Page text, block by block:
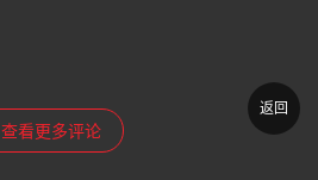
查看更多评论
返回